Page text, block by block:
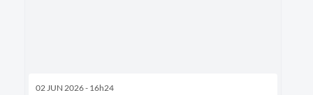
02 JUN 2026 - 16h24